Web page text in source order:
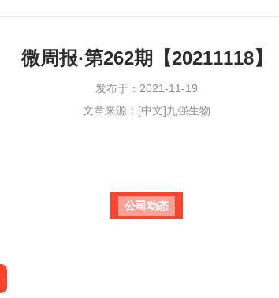
微周报·第262期【20211118】
发布于：2021-11-19
文章来源：[中文]九强生物
公司动态